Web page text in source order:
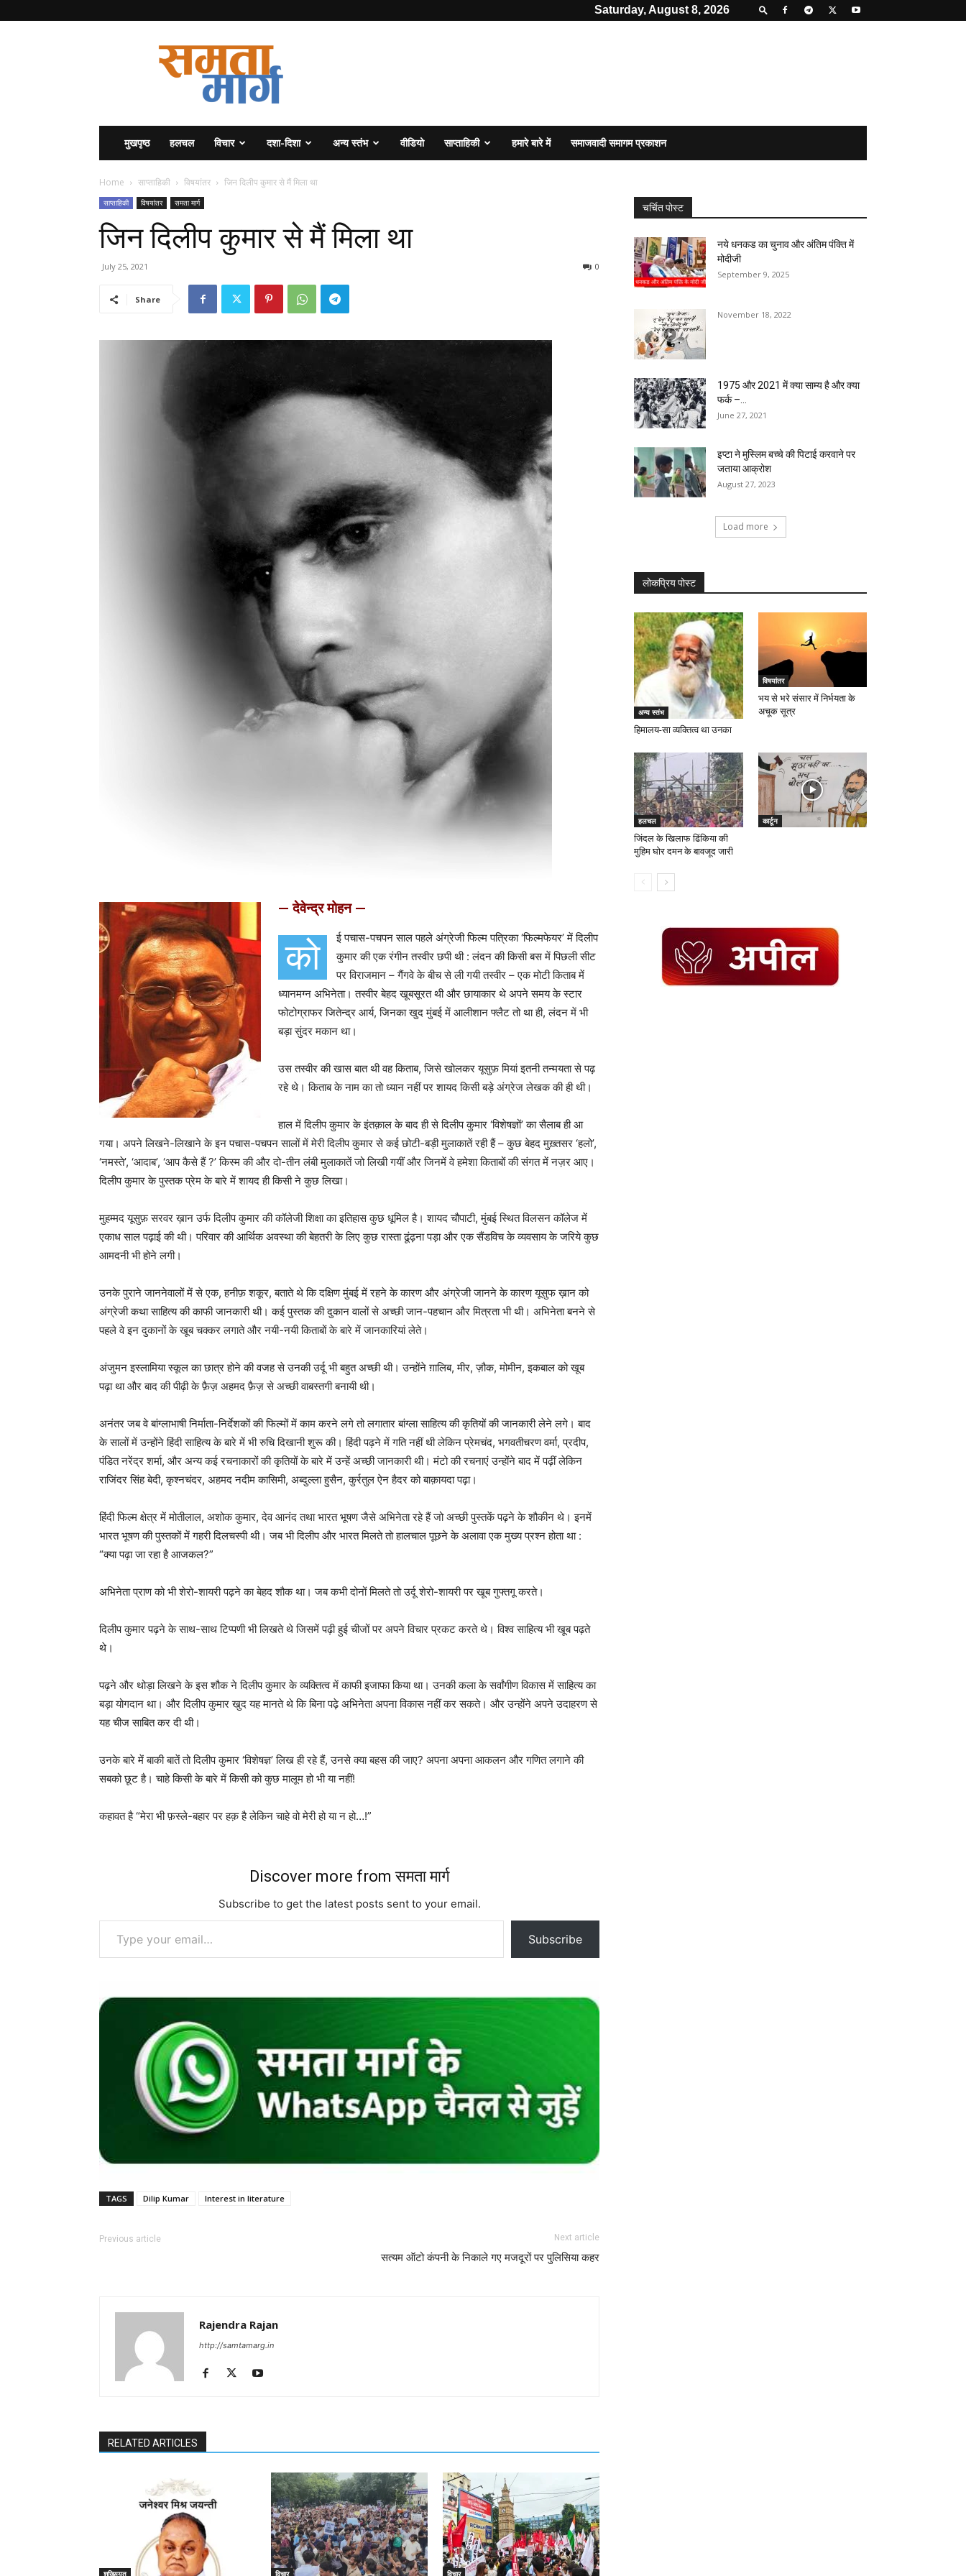
Saturday, August 8, 2026
मुखपृष्ठ हलचल विचार दशा-दिशा अन्य स्तंभ वीडियो साप्ताहिकी हमारे बारे में समाजवादी समागम प्रकाशन
Home साप्ताहिकी विषयांतर जिन दिलीप कुमार से मैं मिला था
साप्ताहिकी विषयांतर समता मार्ग
जिन दिलीप कुमार से मैं मिला था
July 25, 2021 0
Share
— देवेन्द्र मोहन —
को
ई पचास-पचपन साल पहले अंग्रेजी फिल्म पत्रिका ‘फिल्मफेयर’ में दिलीप
कुमार की एक रंगीन तस्वीर छपी थी : लंदन की किसी बस में पिछली सीट
पर विराजमान – गैंगवे के बीच से ली गयी तस्वीर – एक मोटी किताब में
ध्यानमग्न अभिनेता। तस्वीर बेहद खूबसूरत थी और छायाकार थे अपने समय के स्टार
फोटोग्राफर जितेन्द्र आर्य, जिनका खुद मुंबई में आलीशान फ्लैट तो था ही, लंदन में भी
बड़ा सुंदर मकान था।
उस तस्वीर की खास बात थी वह किताब, जिसे खोलकर यूसुफ़ मियां इतनी तन्मयता से पढ़
रहे थे। किताब के नाम का तो ध्यान नहीं पर शायद किसी बड़े अंग्रेज लेखक की ही थी।
हाल में दिलीप कुमार के इंतक़ाल के बाद ही से दिलीप कुमार ‘विशेषज्ञों’ का सैलाब ही आ
गया। अपने लिखने-लिखाने के इन पचास-पचपन सालों में मेरी दिलीप कुमार से कई छोटी-बड़ी मुलाकातें रही हैं – कुछ बेहद मुख़्तसर ‘हलो’,
‘नमस्ते’, ‘आदाब’, ‘आप कैसे हैं ?’ किस्म की और दो-तीन लंबी मुलाकातें जो लिखी गयीं और जिनमें वे हमेशा किताबों की संगत में नज़र आए।
दिलीप कुमार के पुस्तक प्रेम के बारे में शायद ही किसी ने कुछ लिखा।
मुहम्मद यूसुफ़ सरवर ख़ान उर्फ दिलीप कुमार की कॉलेजी शिक्षा का इतिहास कुछ धूमिल है। शायद चौपाटी, मुंबई स्थित विलसन कॉलेज में
एकाध साल पढ़ाई की थी। परिवार की आर्थिक अवस्था की बेहतरी के लिए कुछ रास्ता ढूंढ़ना पड़ा और एक सैंडविच के व्यवसाय के जरिये कुछ
आमदनी भी होने लगी।
उनके पुराने जाननेवालों में से एक, हनीफ़ शकूर, बताते थे कि दक्षिण मुंबई में रहने के कारण और अंग्रेजी जानने के कारण यूसुफ ख़ान को
अंग्रेजी कथा साहित्य की काफी जानकारी थी। कई पुस्तक की दुकान वालों से अच्छी जान-पहचान और मित्रता भी थी। अभिनेता बनने से
पहले वे इन दुकानों के खूब चक्कर लगाते और नयी-नयी किताबों के बारे में जानकारियां लेते।
अंजुमन इस्लामिया स्कूल का छात्र होने की वजह से उनकी उर्दू भी बहुत अच्छी थी। उन्होंने ग़ालिब, मीर, ज़ौक, मोमीन, इकबाल को खूब
पढ़ा था और बाद की पीढ़ी के फ़ैज़ अहमद फ़ैज़ से अच्छी वाबस्तगी बनायी थी।
अनंतर जब वे बांग्लाभाषी निर्माता-निर्देशकों की फिल्मों में काम करने लगे तो लगातार बांग्ला साहित्य की कृतियों की जानकारी लेने लगे। बाद
के सालों में उन्होंने हिंदी साहित्य के बारे में भी रुचि दिखानी शुरू की। हिंदी पढ़ने में गति नहीं थी लेकिन प्रेमचंद, भगवतीचरण वर्मा, प्रदीप,
पंडित नरेंद्र शर्मा, और अन्य कई रचनाकारों की कृतियों के बारे में उन्हें अच्छी जानकारी थी। मंटो की रचनाएं उन्होंने बाद में पढ़ीं लेकिन
राजिंदर सिंह बेदी, कृश्नचंदर, अहमद नदीम कासिमी, अब्दुल्ला हुसैन, कुर्रतुल ऐन हैदर को बाक़ायदा पढ़ा।
हिंदी फिल्म क्षेत्र में मोतीलाल, अशोक कुमार, देव आनंद तथा भारत भूषण जैसे अभिनेता रहे हैं जो अच्छी पुस्तकें पढ़ने के शौकीन थे। इनमें
भारत भूषण की पुस्तकों में गहरी दिलचस्पी थी। जब भी दिलीप और भारत मिलते तो हालचाल पूछने के अलावा एक मुख्य प्रश्न होता था :
“क्या पढ़ा जा रहा है आजकल?”
अभिनेता प्राण को भी शेरो-शायरी पढ़ने का बेहद शौक था। जब कभी दोनों मिलते तो उर्दू शेरो-शायरी पर खूब गुफ्तगू करते।
दिलीप कुमार पढ़ने के साथ-साथ टिप्पणी भी लिखते थे जिसमें पढ़ी हुई चीजों पर अपने विचार प्रकट करते थे। विश्व साहित्य भी खूब पढ़ते
थे।
पढ़ने और थोड़ा लिखने के इस शौक ने दिलीप कुमार के व्यक्तित्व में काफी इजाफा किया था। उनकी कला के सर्वांगीण विकास में साहित्य का
बड़ा योगदान था। और दिलीप कुमार खुद यह मानते थे कि बिना पढ़े अभिनेता अपना विकास नहीं कर सकते। और उन्होंने अपने उदाहरण से
यह चीज साबित कर दी थी।
उनके बारे में बाकी बातें तो दिलीप कुमार ‘विशेषज्ञ’ लिख ही रहे हैं, उनसे क्या बहस की जाए? अपना अपना आकलन और गणित लगाने की
सबको छूट है। चाहे किसी के बारे में किसी को कुछ मालूम हो भी या नहीं!
कहावत है “मेरा भी फ़स्ले-बहार पर हक़ है लेकिन चाहे वो मेरी हो या न हो…!”
Discover more from समता मार्ग
Subscribe to get the latest posts sent to your email.
Type your email…
Subscribe
TAGS Dilip Kumar Interest in literature
Previous article Next article
सत्यम ऑटो कंपनी के निकाले गए मजदूरों पर पुलिसिया कहर
Rajendra Rajan
http://samtamarg.in
RELATED ARTICLES
शख्सियत विचार विचार
चर्चित पोस्ट
नये धनकड का चुनाव और अंतिम पंक्ति में
मोदीजी
September 9, 2025
November 18, 2022
1975 और 2021 में क्या साम्य है और क्या
फर्क –...
June 27, 2021
इप्टा ने मुस्लिम बच्चे की पिटाई करवाने पर
जताया आक्रोश
August 27, 2023
Load more
लोकप्रिय पोस्ट
अन्य स्तंभ
हिमालय-सा व्यक्तित्व था उनका
विषयांतर
भय से भरे संसार में निर्भयता के
अचूक सूत्र
हलचल
जिंदल के खिलाफ ढिंकिया की
मुहिम घोर दमन के बावजूद जारी
कार्टून